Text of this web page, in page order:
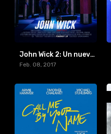
John Wick 2: Un nuevo día para matar (2017) [HDR10-4K]
Feb. 08, 2017